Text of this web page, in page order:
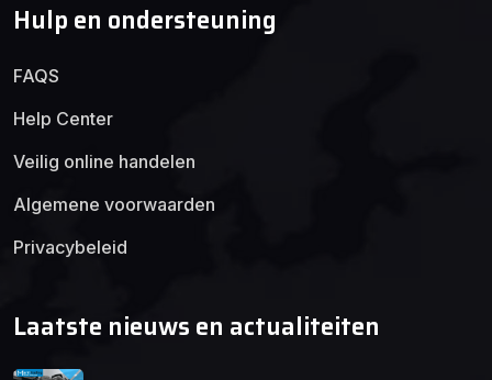
Hulp en ondersteuning
FAQS
Help Center
Veilig online handelen
Algemene voorwaarden
Privacybeleid
Laatste nieuws en actualiteiten